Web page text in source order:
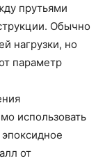
прутьями
Обычно
нагрузки, но
параметр
использовать
от